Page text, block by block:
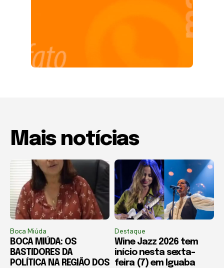
Mais notícias
Boca Miúda
BOCA MIÚDA: OS
BASTIDORES DA
POLÍTICA NA REGIÃO DOS
Destaque
Wine Jazz 2026 tem
início nesta sexta-
feira (7) em Iguaba